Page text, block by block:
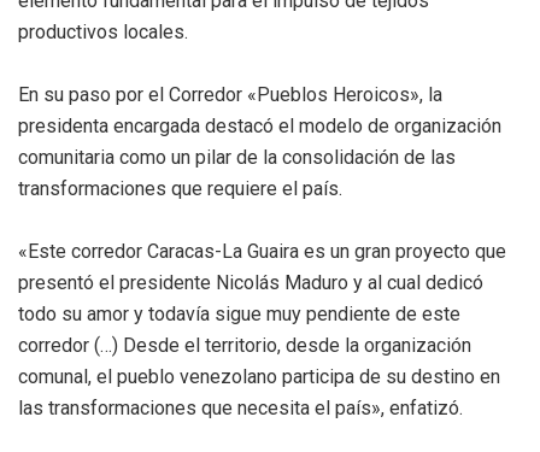
productivos locales.
En su paso por el Corredor «Pueblos Heroicos», la
presidenta encargada destacó el modelo de organización
comunitaria como un pilar de la consolidación de las
transformaciones que requiere el país.
«Este corredor Caracas-La Guaira es un gran proyecto que
presentó el presidente Nicolás Maduro y al cual dedicó
todo su amor y todavía sigue muy pendiente de este
corredor (…) Desde el territorio, desde la organización
comunal, el pueblo venezolano participa de su destino en
las transformaciones que necesita el país», enfatizó.